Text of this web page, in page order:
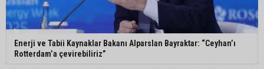
Enerji ve Tabii Kaynaklar Bakanı Alparslan Bayraktar: “Ceyhan’ı
Rotterdam’a çevirebiliriz”